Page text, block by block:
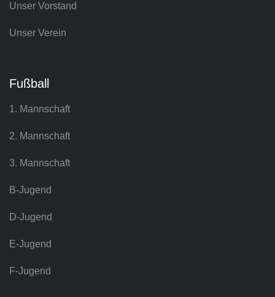
Unser Vorstand
Unser Verein
Fußball
1. Mannschaft
2. Mannschaft
3. Mannschaft
B-Jugend
D-Jugend
E-Jugend
F-Jugend